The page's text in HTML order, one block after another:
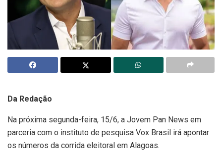
Da Redação
Na próxima segunda-feira, 15/6, a Jovem Pan News em
parceria com o instituto de pesquisa Vox Brasil irá apontar
os números da corrida eleitoral em Alagoas.